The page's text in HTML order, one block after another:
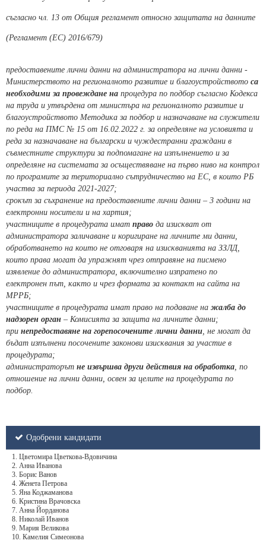
съгласно чл. 13 от Общия регламент относно защитата на данните
(Регламент (ЕС) 2016/679)
предоставените лични данни на администратора на лични данни -
Министерството на регионалното развитие и благоустройството са
необходими за провеждане на процедура по подбор съгласно Кодекса
на труда и утвърдена от министъра на регионалното развитие и
благоустройството Методика за подбор и назначаване на служители
по реда на ПМС № 15 от 16.02.2022 г. за определяне на условията и
реда за назначаване на български и чуждестранни граждани в
съвместните структури за подпомагане на изпълнението и за
определяне на системата за осъществяване на първо ниво на контрол
по програмите за териториално сътрудничество на ЕС, в които РБ
участва за периода 2021-2027;
срокът за съхранение на предоставените лични данни – 3 години на
електронни носители и на хартия;
участниците в процедурата имат право да изискват от
администратора заличаване и коригиране на личните ми данни,
обработването на които не отговаря на изискванията на ЗЗЛД,
които права могат да упражнят чрез отправяне на писмено
изявление до администратора, включително изпратено по
електронен път, както и чрез формата за контакт на сайта на
МРРБ;
участниците в процедурата имат право на подаване на жалба до
надзорен орган – Комисията за защита на личните данни;
при непредоставяне на горепосочените лични данни, не могат да
бъдат изпълнени посочените законови изисквания за участие в
процедурата;
администраторът не извършва други действия на обработка, по
отношение на лични данни, освен за целите на процедурата по
подбор.
Одобрени кандидати
1. Цветомира Цветкова-Вдовичина
2. Анна Иванова
3. Борис Ванов
4. Женета Петрова
5. Яна Коджаманова
6. Кристина Врачовска
7. Анна Йорданова
8. Николай Иванов
9. Мария Великова
10. Камелия Симеонова